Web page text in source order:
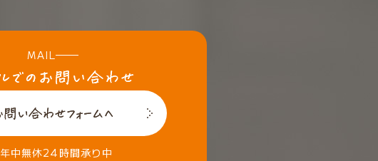
MAIL
年中無休24時間承り中